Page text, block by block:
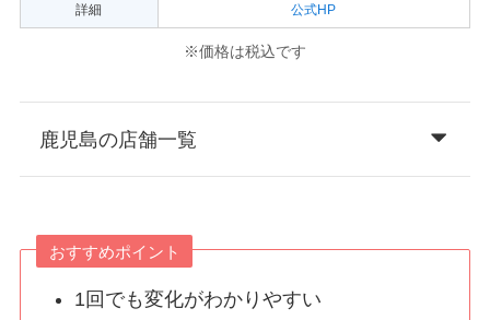
詳細 公式HP
※価格は税込です
鹿児島の店舗一覧
おすすめポイント
1回でも変化がわかりやすい